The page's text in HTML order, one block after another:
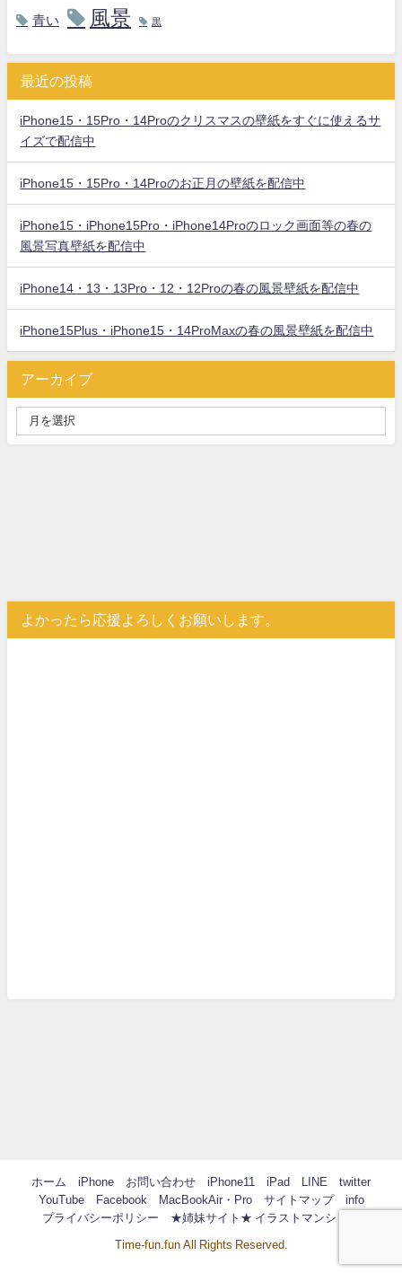
青い 風景 黒
最近の投稿
iPhone15・15Pro・14Proのクリスマスの壁紙をすぐに使えるサ
イズで配信中
iPhone15・15Pro・14Proのお正月の壁紙を配信中
iPhone15・iPhone15Pro・iPhone14Proのロック画面等の春の
風景写真壁紙を配信中
iPhone14・13・13Pro・12・12Proの春の風景壁紙を配信中
iPhone15Plus・iPhone15・14ProMaxの春の風景壁紙を配信中
アーカイブ
よかったら応援よろしくお願いします。
ホーム iPhone お問い合わせ iPhone11 iPad LINE
twitter
YouTube
Facebook MacBookAir・Pro サイトマップ
info
プライバシーポリシー
★姉妹サイト★ イラストマンション
Time-fun.fun All Rights Reserved.